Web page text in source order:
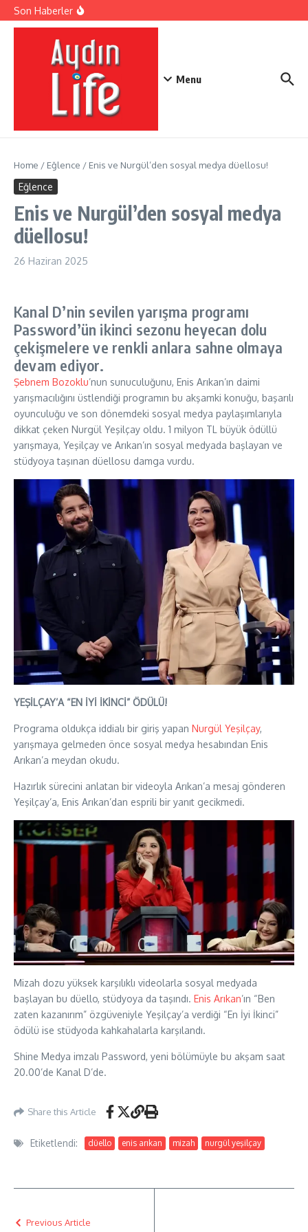
İçeriğe atla
Son Haberler
Menu
Home / Eğlence / Enis ve Nurgül’den sosyal medya düellosu!
Eğlence
Enis ve Nurgül’den sosyal medya
düellosu!
26 Haziran 2025
Kanal D’nin sevilen yarışma programı
Password’ün ikinci sezonu heyecan dolu
çekişmelere ve renkli anlara sahne olmaya
devam ediyor.
Şebnem Bozoklu’nun sunuculuğunu, Enis Arıkan’ın daimi
yarışmacılığını üstlendiği programın bu akşamki konuğu, başarılı
oyunculuğu ve son dönemdeki sosyal medya paylaşımlarıyla
dikkat çeken Nurgül Yeşilçay oldu. 1 milyon TL büyük ödüllü
yarışmaya, Yeşilçay ve Arıkan’ın sosyal medyada başlayan ve
stüdyoya taşınan düellosu damga vurdu.
YEŞİLÇAY’A “EN İYİ İKİNCİ” ÖDÜLÜ!
Programa oldukça iddialı bir giriş yapan Nurgül Yeşilçay,
yarışmaya gelmeden önce sosyal medya hesabından Enis
Arıkan’a meydan okudu.
Hazırlık sürecini anlatan bir videoyla Arıkan’a mesaj gönderen
Yeşilçay’a, Enis Arıkan’dan esprili bir yanıt gecikmedi.
Mizah dozu yüksek karşılıklı videolarla sosyal medyada
başlayan bu düello, stüdyoya da taşındı. Enis Arıkan’ın “Ben
zaten kazanırım” özgüveniyle Yeşilçay’a verdiği “En İyi İkinci”
ödülü ise stüdyoda kahkahalarla karşılandı.
Shine Medya imzalı Password, yeni bölümüyle bu akşam saat
20.00’de Kanal D’de.
Share this Article
Etiketlendi: düello enis arıkan mizah nurgül yeşilçay
Previous Article